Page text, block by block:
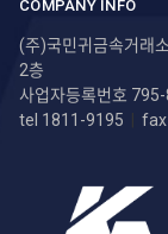
COMPANY INFO
(주)국민귀금속거래소
2층
사업자등록번호
tel 1811-9195
fax